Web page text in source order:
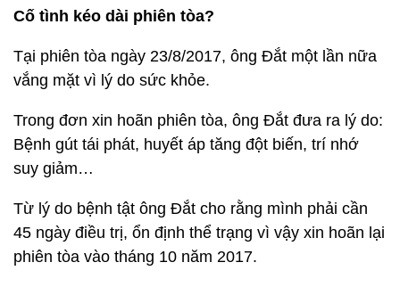
Cố tình kéo dài phiên tòa?
Tại phiên tòa ngày 23/8/2017, ông Đắt một lần nữa
vắng mặt vì lý do sức khỏe.
Trong đơn xin hoãn phiên tòa, ông Đắt đưa ra lý do:
Bệnh gút tái phát, huyết áp tăng đột biến, trí nhớ
suy giảm…
Từ lý do bệnh tật ông Đắt cho rằng mình phải cần
45 ngày điều trị, ổn định thể trạng vì vậy xin hoãn lại
phiên tòa vào tháng 10 năm 2017.